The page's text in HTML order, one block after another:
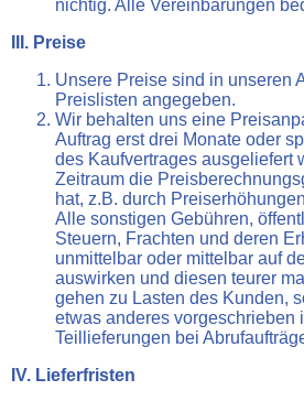
nichtig. Alle Vereinbarungen
III. Preise
Unsere Preise sind in unseren
Preislisten angegeben.
Wir behalten uns eine
Auftrag erst drei Monate oder
des Kaufvertrages ausgeliefert
Zeitraum die
hat, z.B. durch
Alle sonstigen Gebühren,
Steuern, Frachten und deren
unmittelbar oder mittelbar auf
auswirken und diesen teurer
gehen zu Lasten des Kunden,
etwas anderes vorgeschrieben
Teillieferungen bei
IV. Lieferfristen